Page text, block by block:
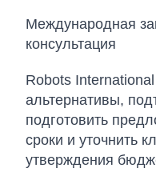
Международная
консультация
Robots
альтернативы,
подготовить
сроки и уточнить
утверждения